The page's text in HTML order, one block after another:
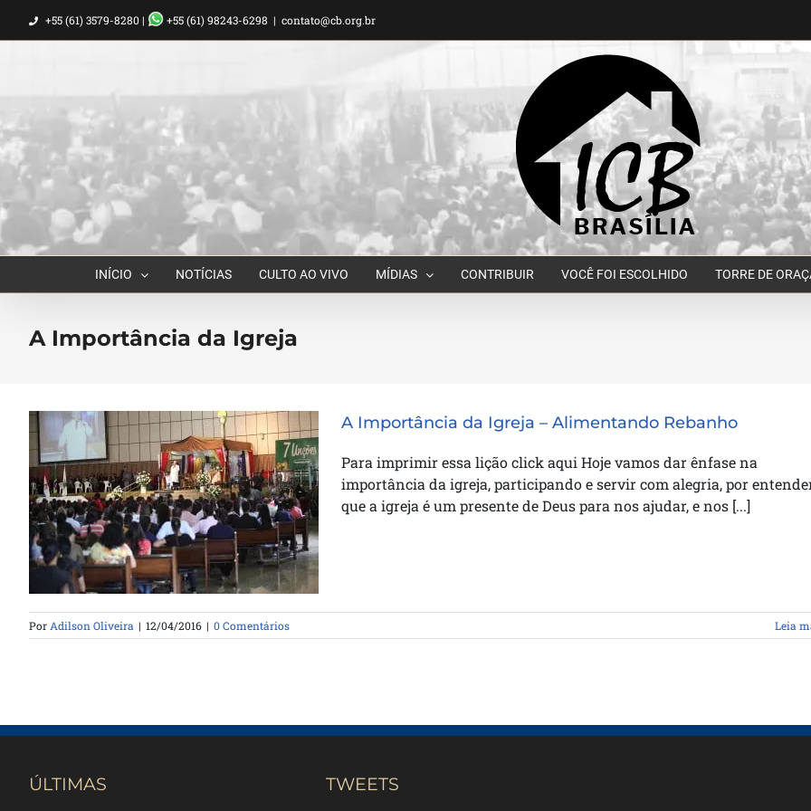
para
+55 (61) 3579-8280 | +55 (61) 98243-6298 | contato@cb.org.br
INÍCIO NOTÍCIAS CULTO AO VIVO MÍDIAS CONTRIBUIR VOCÊ FOI ESCOLHIDO TORRE DE
A Importância da Igreja
A Importância da Igreja –
Alimentando Rebanho
A Importância da Igreja – Alimentando Rebanho
Para imprimir essa lição click aqui Hoje vamos dar ênfase na
importância da igreja, participando e servir com alegria, por
que a igreja é um presente de Deus para nos ajudar, e nos [...]
Por Adilson Oliveira | 12/04/2016 | 0 Comentários Leia
ÚLTIMAS TWEETS